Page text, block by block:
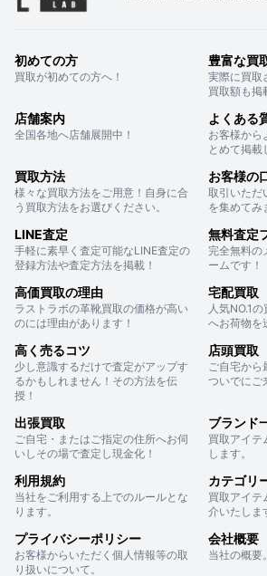
初めての方
買取が初めての方へ！
豊富な買
実際に買取
買取額も掲
店舗案内
全国各地へ店舗展開中！
よくある
お客様から
とめて掲載
買取方法
様々な買取方法をご用意！自身に合
う買取方法をお選びください。
お客様の
取引いただ
を集めてみ
LINE査定
手軽に素早く査定可能なLINE査定の
登録方法や査定方法を掲載！
無料査定
完全無料の
ームです！
高価買取の理由
ラストラボの革靴買取の価格が高い
のには理由があります！
宅配買取
人気NO.1
へお荷物を
高く売るコツ
少し意識するだけで査定がアップす
るかもしれません！その方法を伝
授！
店頭買取
ご自宅か
ついでにご
出張買取
ご自宅・またはご指定の住所へお伺
いしその場で査定し現金化！
ブランド
買取アイテ
します。
利用規約
当社をご利用する上でのルールとな
ります。
カテゴリ
買取アイテ
介いたしま
プライバシーポリシー
お客様からいただく個人情報等の取
り扱いについて。
会社概要
当社の概要。